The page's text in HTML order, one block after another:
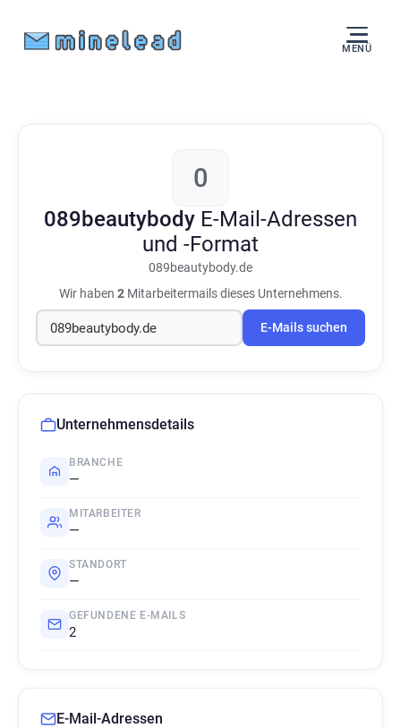
MENÜ
0
089beautybody E-Mail-Adressen
und -Format
089beautybody.de
Wir haben 2Mitarbeitermails dieses Unternehmens.
E-Mails suchen
Unternehmensdetails
BRANCHE
—
MITARBEITER
—
STANDORT
—
GEFUNDENE E-MAILS
2
E-Mail-Adressen